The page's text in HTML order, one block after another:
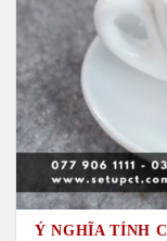
Ý NGHĨA TÍNH